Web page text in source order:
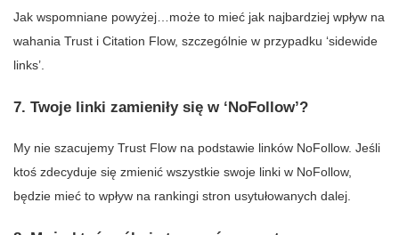
Jak wspomniane powyżej…może to mieć jak najbardziej wpływ na
wahania Trust i Citation Flow, szczególnie w przypadku ‘sidewide
links’.
7. Twoje linki zamieniły się w ‘NoFollow’?
My nie szacujemy Trust Flow na podstawie linków NoFollow. Jeśli
ktoś zdecyduje się zmienić wszystkie swoje linki w NoFollow,
będzie mieć to wpływ na rankingi stron usytułowanych dalej.